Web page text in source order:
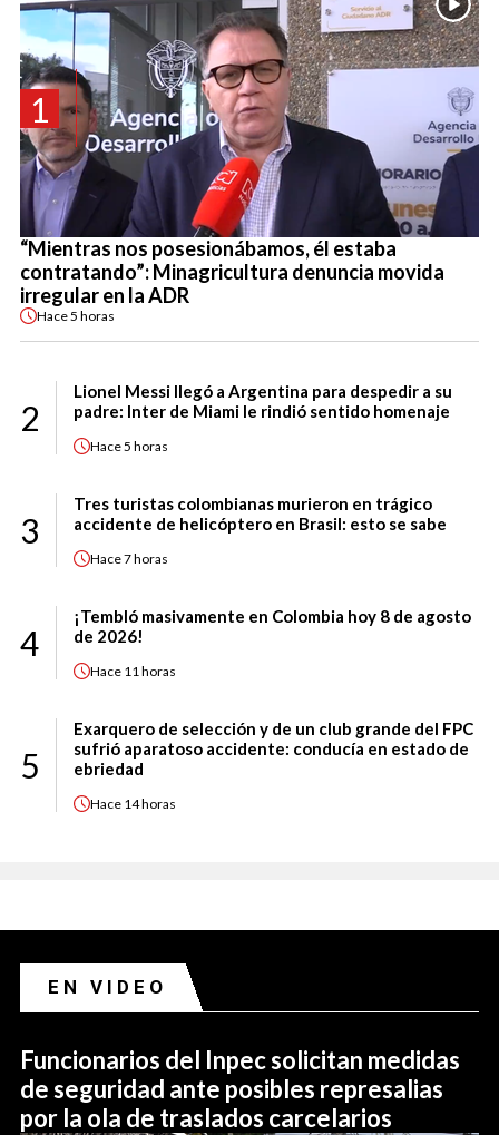
1
“Mientras nos posesionábamos, él estaba
contratando”: Minagricultura denuncia movida
irregular en la ADR
Hace5 horas
2
Lionel Messi llegó a Argentina para despedir a su
padre: Inter de Miami le rindió sentido homenaje
Hace5 horas
3
Tres turistas colombianas murieron en trágico
accidente de helicóptero en Brasil: esto se sabe
Hace7 horas
4
¡Tembló masivamente en Colombia hoy 8 de agosto
de 2026!
Hace 11 horas
5
Exarquero de selección y de un club grande del FPC
sufrió aparatoso accidente: conducía en estado de
ebriedad
Hace 14 horas
EN VIDEO
Funcionarios del Inpec solicitan medidas
de seguridad ante posibles represalias
por la ola de traslados carcelarios